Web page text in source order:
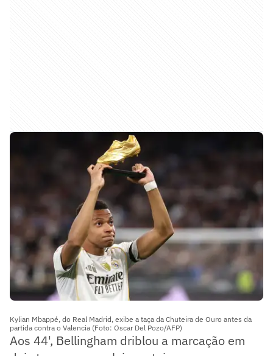
Kylian Mbappé, do Real Madrid, exibe a taça da Chuteira de Ouro antes da
partida contra o Valencia (Foto: Oscar Del Pozo/AFP)
Aos 44', Bellingham driblou a marcação em